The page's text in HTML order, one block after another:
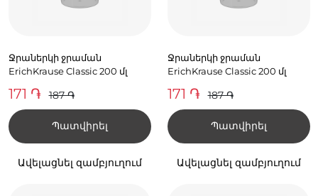
Ջրաներկի ջրաման
ErichKrause Classic 200 մլ
171 ֏ 187 ֏
Պատվիրել
Ավելացնել զամբյուղում
Ջրաներկի ջրաման
ErichKrause Classic 200 մլ
171 ֏ 187 ֏
Պատվիրել
Ավելացնել զամբյուղում